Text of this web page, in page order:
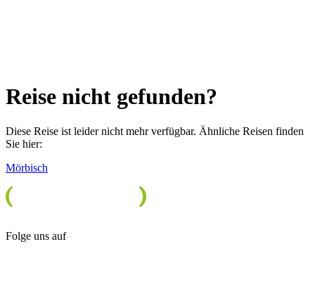
Reise nicht gefunden?
Diese Reise ist leider nicht mehr verfügbar. Ähnliche Reisen finden
Sie hier:
Mörbisch
Folge uns auf